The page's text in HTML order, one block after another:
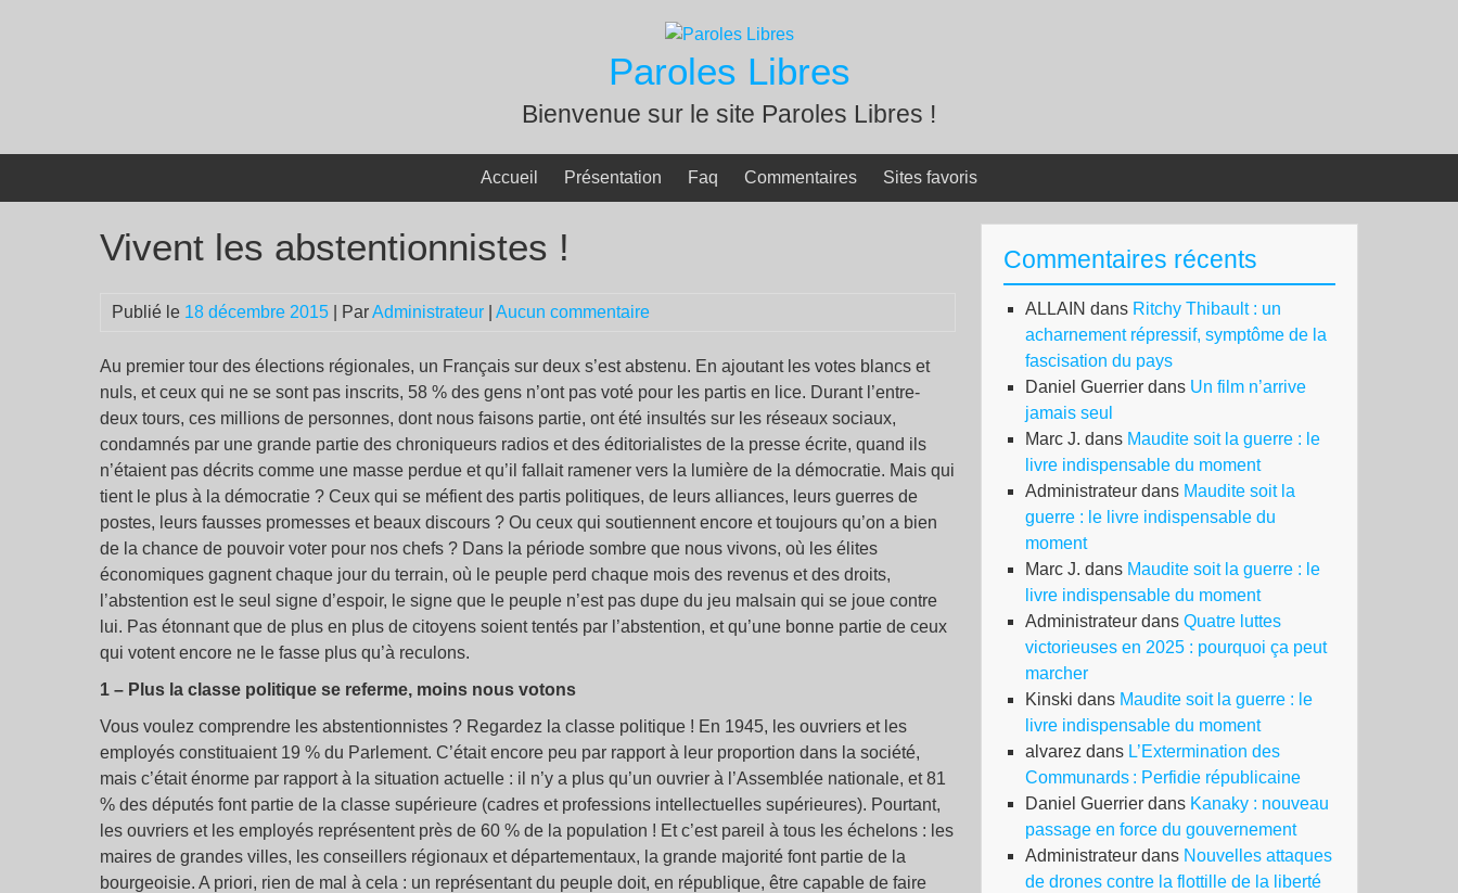
Paroles Libres
Bienvenue sur le site Paroles Libres !
Accueil Présentation Faq Commentaires Sites favoris
Vivent les abstentionnistes !
Publié le 18 décembre 2015 | ParAdministrateur Aucun commentaire
Au premier tour des élections régionales, un Français sur deux s’est abstenu. En ajoutant les votes blancs et
nuls, et ceux qui ne se sont pas inscrits, 58 % des gens n’ont pas voté pour les partis en lice. Durant l’entre-
deux tours, ces millions de personnes, dont nous faisons partie, ont été insultés sur les réseaux sociaux,
condamnés par une grande partie des chroniqueurs radios et des éditorialistes de la presse écrite, quand ils
n’étaient pas décrits comme une masse perdue et qu’il fallait ramener vers la lumière de la démocratie. Mais qui
tient le plus à la démocratie ? Ceux qui se méfient des partis politiques, de leurs alliances, leurs guerres de
postes, leurs fausses promesses et beaux discours ? Ou ceux qui soutiennent encore et toujours qu’on a bien
de la chance de pouvoir voter pour nos chefs ? Dans la période sombre que nous vivons, où les élites
économiques gagnent chaque jour du terrain, où le peuple perd chaque mois des revenus et des droits,
l’abstention est le seul signe d’espoir, le signe que le peuple n’est pas dupe du jeu malsain qui se joue contre
lui. Pas étonnant que de plus en plus de citoyens soient tentés par l’abstention, et qu’une bonne partie de ceux
qui votent encore ne le fasse plus qu’à reculons.
1 – Plus la classe politique se referme, moins nous votons
Vous voulez comprendre les abstentionnistes ? Regardez la classe politique ! En 1945, les ouvriers et les
employés constituaient 19 % du Parlement. C’était encore peu par rapport à leur proportion dans la société,
mais c’était énorme par rapport à la situation actuelle : il n’y a plus qu’un ouvrier à l’Assemblée nationale, et 81
% des députés font partie de la classe supérieure (cadres et professions intellectuelles supérieures). Pourtant,
les ouvriers et les employés représentent près de 60 % de la population ! Et c’est pareil à tous les échelons : les
maires de grandes villes, les conseillers régionaux et départementaux, la grande majorité font partie de la
bourgeoisie. A priori, rien de mal à cela : un représentant du peuple doit, en république, être capable de faire
Commentaires récents
ALLAIN dans Ritchy Thibault : un
acharnement répressif, symptôme de la
fascisation du pays
Daniel Guerrier dans Un film n’arrive
jamais seul
Marc J. dans Maudite soit la guerre : le
livre indispensable du moment
Administrateur dans Maudite soit la
guerre : le livre indispensable du
moment
Marc J. dans Maudite soit la guerre : le
livre indispensable du moment
Administrateur dans Quatre luttes
victorieuses en 2025 : pourquoi ça peut
marcher
Kinski dans Maudite soit la guerre : le
livre indispensable du moment
alvarez dans L’Extermination des
Communards : Perfidie républicaine
Daniel Guerrier dans Kanaky : nouveau
passage en force du gouvernement
Administrateur dans Nouvelles attaques
de drones contre la flottille de la liberté